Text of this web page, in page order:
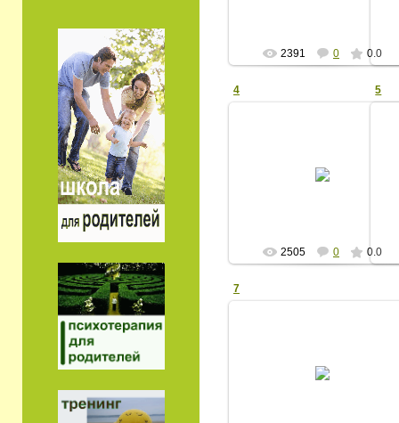
2391 0 0.0
4
Дискуссия
2505 0 0.0
5
7